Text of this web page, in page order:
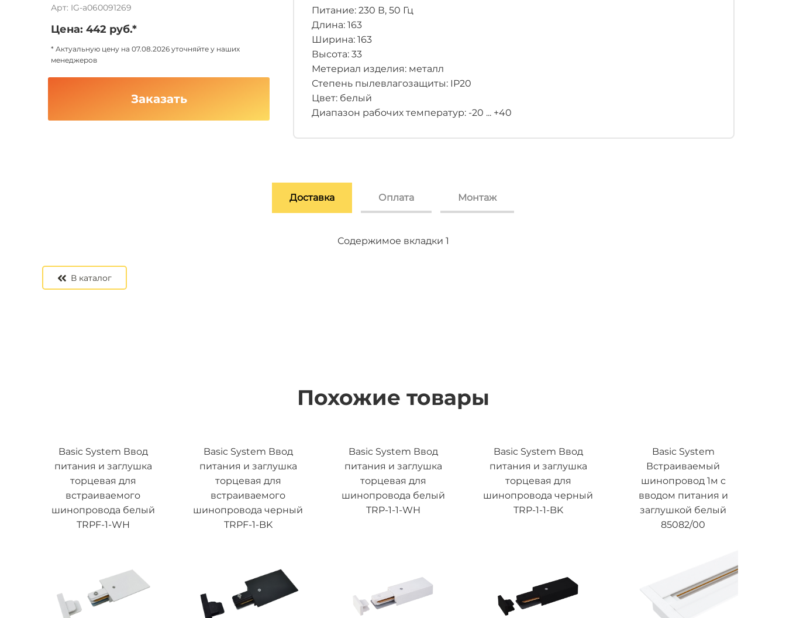
Арт: IG-a060091269
Цена: 442 руб.*
* Актуальную цену на 07.08.2026 уточняйте у наших
менеджеров
Заказать
Питание: 230 В, 50 Гц
Длина: 163
Ширина: 163
Высота: 33
Метериал изделия: металл
Степень пылевлагозащиты: IP20
Цвет: белый
Диапазон рабочих температур: -20 ... +40
Доставка Оплата Монтаж
Содержимое вкладки 1
Содержимое вкладки 2
Содержимое вкладки 3
В каталог
Похожие товары
Basic System Ввод
питания и заглушка
торцевая для
встраиваемого
шинопровода белый
TRPF-1-WH
Basic System Ввод
питания и заглушка
торцевая для
встраиваемого
шинопровода черный
TRPF-1-BK
Basic System Ввод
питания и заглушка
торцевая для
шинопровода белый
TRP-1-1-WH
Basic System Ввод
питания и заглушка
торцевая для
шинопровода черный
TRP-1-1-BK
Basic System
Встраиваемый
шинопровод 1м с
вводом питания и
заглушкой белый
85082/00